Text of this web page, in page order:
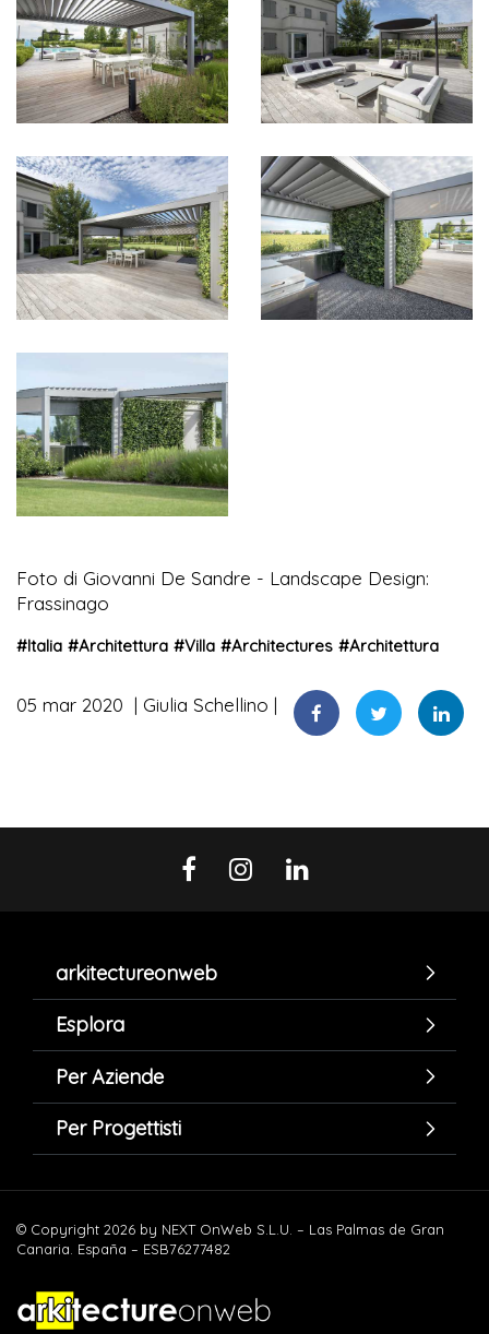
Foto di Giovanni De Sandre - Landscape Design:
Frassinago
#Italia #Architettura #Villa #Architectures #Architettura
05 mar 2020 Giulia Schellino
arkitectureonweb
Esplora
Per Aziende
Per Progettisti
© Copyright 2026 by NEXT OnWeb S.L.U. – Las Palmas de Gran
Canaria. España – ESB76277482